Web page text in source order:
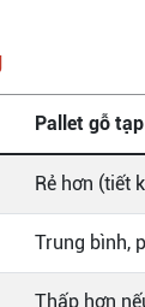
Pallet gỗ tạp
Rẻ hơn (tiết
Trung bình,
Thấp hơn